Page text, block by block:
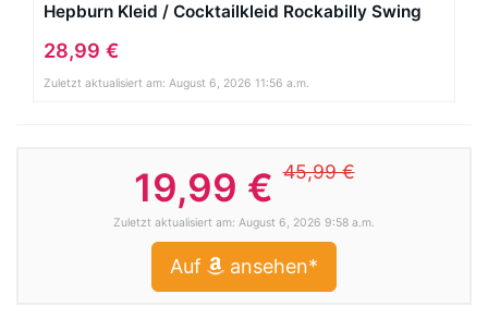
Hepburn Kleid / Cocktailkleid Rockabilly Swing
Kleid Marineblau L
28,99 €
Zuletzt aktualisiert am: August 6, 2026 11:56 a.m.
19,99 €45,99 €
Zuletzt aktualisiert am: August 6, 2026 9:58 a.m.
Auf ansehen*